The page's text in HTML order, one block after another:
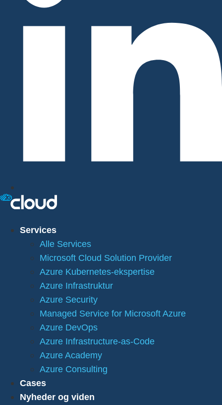
Services
Alle Services
Microsoft Cloud Solution Provider
Azure Kubernetes-ekspertise
Azure Infrastruktur
Azure Security
Managed Service for Microsoft Azure
Azure DevOps
Azure Infrastructure-as-Code
Azure Academy
Azure Consulting
Cases
Nyheder og viden